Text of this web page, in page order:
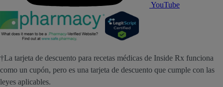
YouTube
†La tarjeta de descuento para recetas médicas de Inside Rx funciona
como un cupón, pero es una tarjeta de descuento que cumple con las
leyes aplicables.